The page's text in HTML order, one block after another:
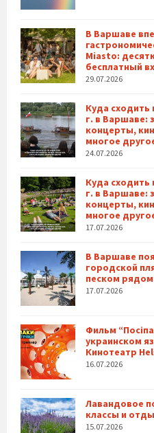
В Варшаве
Miasto:
бесплатный
29.07.2026
Куда сходить
г. в Варшаве:
концерты,
многое
24.07.2026
Куда сходить
г. в Варшаве:
концерты,
многое
17.07.2026
В Варшаве
городской
песком
17.07.2026
Фильм
украинском
Кинотеатр
16.07.2026
Лавандовое
классы и
15.07.2026